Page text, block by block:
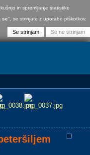
in spremljanje statistike
se", se strinjate z uporabo piškotkov.